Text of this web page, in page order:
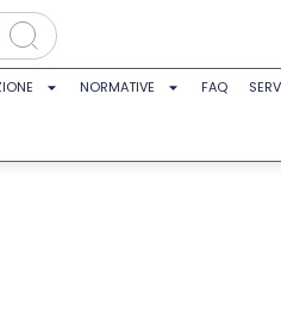
NORMATIVE FAQ